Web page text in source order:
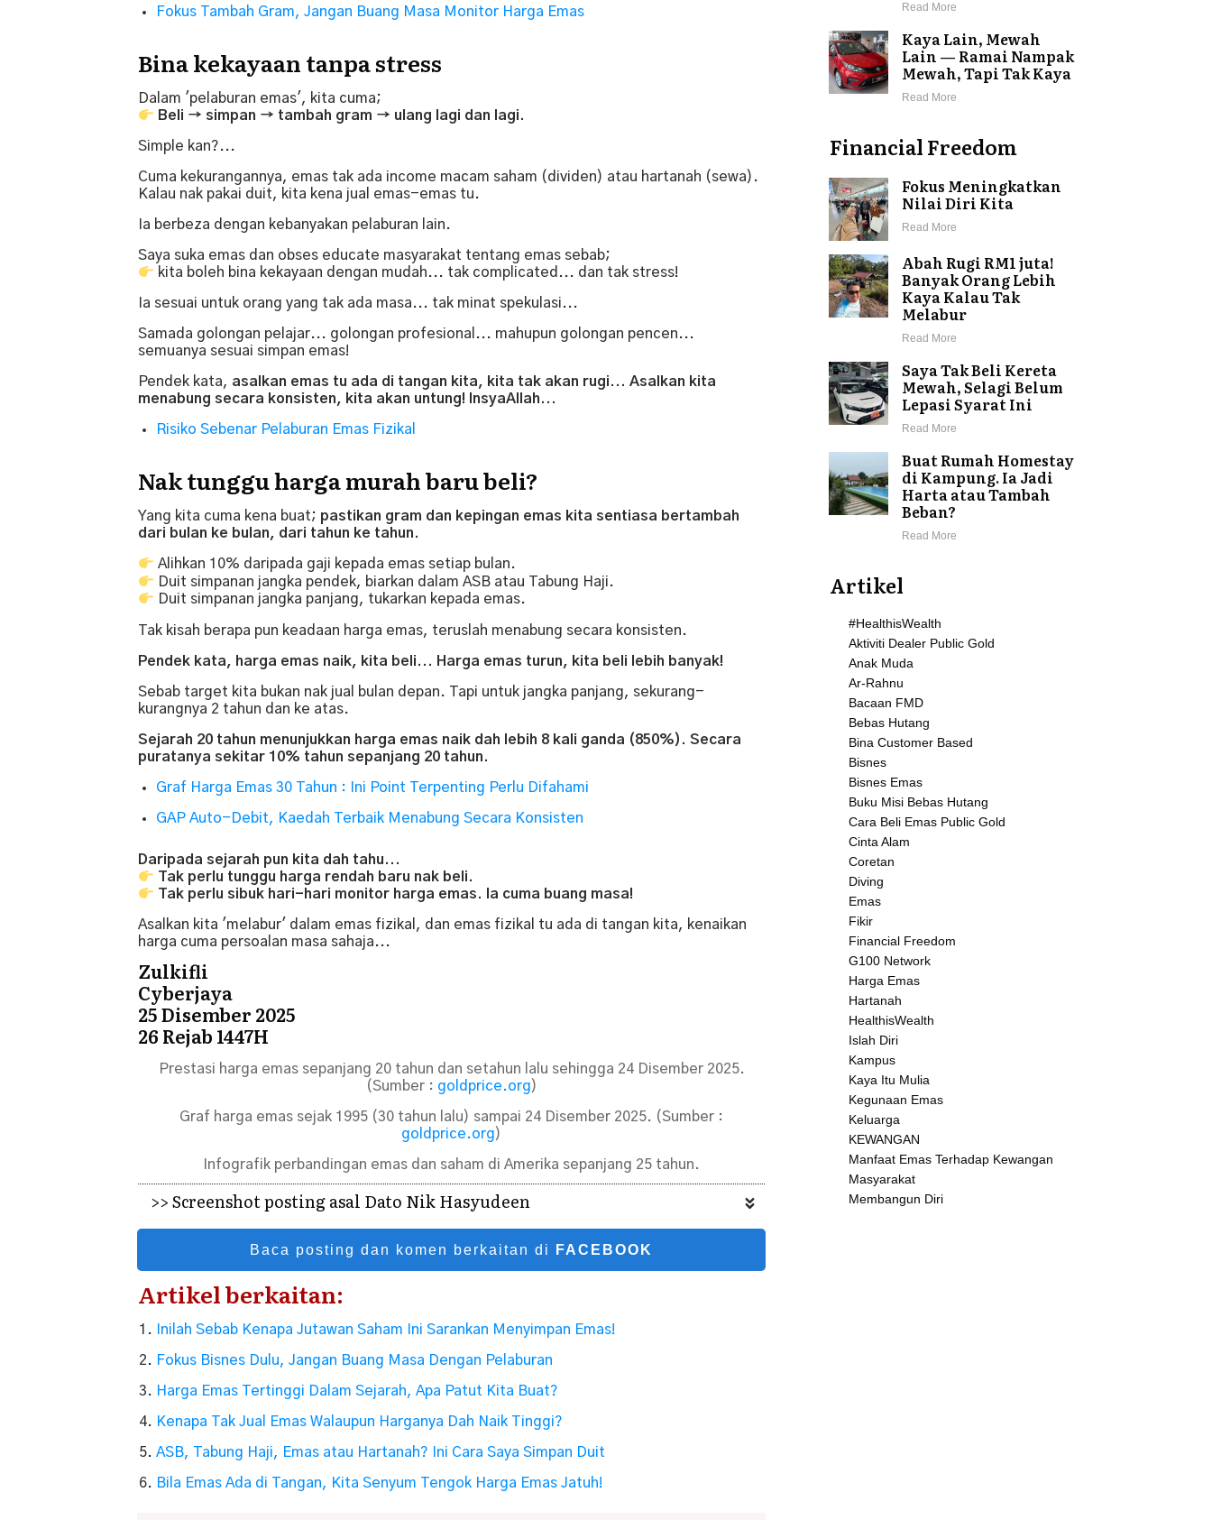
Fokus Tambah Gram, Jangan Buang Masa Monitor Harga Emas
Bina kekayaan tanpa stress
Dalam 'pelaburan emas', kita cuma;
Beli → simpan → tambah gram → ulang lagi dan lagi.
Simple kan?...
Cuma kekurangannya, emas tak ada income macam saham (dividen) atau hartanah (sewa).
Kalau nak pakai duit, kita kena jual emas-emas tu.
Ia berbeza dengan kebanyakan pelaburan lain.
Saya suka emas dan obses educate masyarakat tentang emas sebab;
kita boleh bina kekayaan dengan mudah... tak complicated... dan tak stress!
Ia sesuai untuk orang yang tak ada masa... tak minat spekulasi...
Samada golongan pelajar... golongan profesional... mahupun golongan pencen...
semuanya sesuai simpan emas!
Pendek kata, asalkan emas tu ada di tangan kita, kita tak akan rugi... Asalkan kita
menabung secara konsisten, kita akan untung! InsyaAllah...
Risiko Sebenar Pelaburan Emas Fizikal
Nak tunggu harga murah baru beli?
Yang kita cuma kena buat; pastikan gram dan kepingan emas kita sentiasa bertambah
dari bulan ke bulan, dari tahun ke tahun.
Alihkan 10% daripada gaji kepada emas setiap bulan.
Duit simpanan jangka pendek, biarkan dalam ASB atau Tabung Haji.
Duit simpanan jangka panjang, tukarkan kepada emas.
Tak kisah berapa pun keadaan harga emas, teruslah menabung secara konsisten.
Pendek kata, harga emas naik, kita beli... Harga emas turun, kita beli lebih banyak!
Sebab target kita bukan nak jual bulan depan. Tapi untuk jangka panjang, sekurang-
kurangnya 2 tahun dan ke atas.
Sejarah 20 tahun menunjukkan harga emas naik dah lebih 8 kali ganda (850%). Secara
puratanya sekitar 10% tahun sepanjang 20 tahun.
Graf Harga Emas 30 Tahun : Ini Point Terpenting Perlu Difahami
GAP Auto-Debit, Kaedah Terbaik Menabung Secara Konsisten
Daripada sejarah pun kita dah tahu...
Tak perlu tunggu harga rendah baru nak beli.
Tak perlu sibuk hari-hari monitor harga emas. Ia cuma buang masa!
Asalkan kita 'melabur' dalam emas fizikal, dan emas fizikal tu ada di tangan kita, kenaikan
harga cuma persoalan masa sahaja...
Zulkifli
Cyberjaya
25 Disember 2025
26 Rejab 1447H
Prestasi harga emas sepanjang 20 tahun dan setahun lalu sehingga 24 Disember 2025.
(Sumber : goldprice.org)
Graf harga emas sejak 1995 (30 tahun lalu) sampai 24 Disember 2025. (Sumber :
goldprice.org)
Infografik perbandingan emas dan saham di Amerika sepanjang 25 tahun.
>> Screenshot posting asal Dato Nik Hasyudeen
Baca posting dan komen berkaitan di FACEBOOK
Artikel berkaitan:
Inilah Sebab Kenapa Jutawan Saham Ini Sarankan Menyimpan Emas!
Fokus Bisnes Dulu, Jangan Buang Masa Dengan Pelaburan
Harga Emas Tertinggi Dalam Sejarah, Apa Patut Kita Buat?
Kenapa Tak Jual Emas Walaupun Harganya Dah Naik Tinggi?
ASB, Tabung Haji, Emas atau Hartanah? Ini Cara Saya Simpan Duit
Bila Emas Ada di Tangan, Kita Senyum Tengok Harga Emas Jatuh!
Read More
Kaya Lain, Mewah
Lain — Ramai Nampak
Mewah, Tapi Tak Kaya
Read More
Financial Freedom
Fokus Meningkatkan
Nilai Diri Kita
Read More
Abah Rugi RM1 juta!
Banyak Orang Lebih
Kaya Kalau Tak
Melabur
Read More
Saya Tak Beli Kereta
Mewah, Selagi Belum
Lepasi Syarat Ini
Read More
Buat Rumah Homestay
di Kampung. Ia Jadi
Harta atau Tambah
Beban?
Read More
Artikel
#HealthisWealth
Aktiviti Dealer Public Gold
Anak Muda
Ar-Rahnu
Bacaan FMD
Bebas Hutang
Bina Customer Based
Bisnes
Bisnes Emas
Buku Misi Bebas Hutang
Cara Beli Emas Public Gold
Cinta Alam
Coretan
Diving
Emas
Fikir
Financial Freedom
G100 Network
Harga Emas
Hartanah
HealthisWealth
Islah Diri
Kampus
Kaya Itu Mulia
Kegunaan Emas
Keluarga
KEWANGAN
Manfaat Emas Terhadap Kewangan
Masyarakat
Membangun Diri